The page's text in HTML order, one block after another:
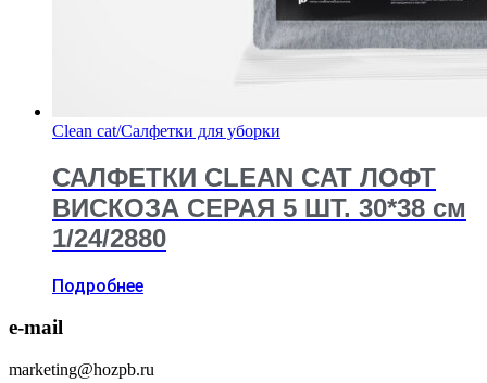
Clean cat/Салфетки для уборки
САЛФЕТКИ CLEAN CAT ЛОФТ
ВИСКОЗА СЕРАЯ 5 ШТ. 30*38 см
1/24/2880
Подробнее
e-mail
marketing@hozpb.ru